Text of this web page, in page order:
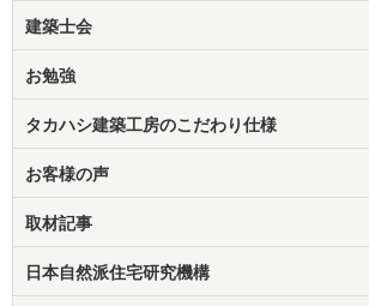
建築士会
お勉強
タカハシ建築工房のこだわり仕様
お客様の声
取材記事
日本自然派住宅研究機構